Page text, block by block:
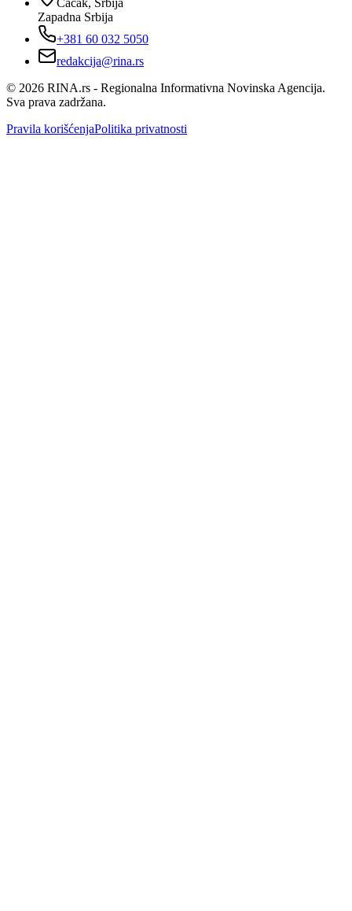
Zapadna Srbija
+381 60 032 5050
redakcija@rina.rs
© 2026 RINA.rs - Regionalna Informativna Novinska Agencija.
Sva prava zadržana.
Pravila korišćenjaPolitika privatnosti